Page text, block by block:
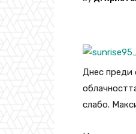
Днес преди
слабо.